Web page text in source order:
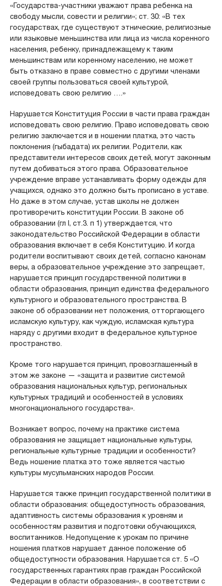
«Государства-участники уважают права ребенка на
свободу мысли, совести и религии»; ст. 30: «В тех
государствах, где существуют этнические, религиозные
или языковые меньшинства или лица из числа коренного
населения, ребенку, принадлежащему к таким
меньшинствам или коренному населению, не может
быть отказано в праве совместно с другими членами
своей группы пользоваться своей культурой,
исповедовать свою религию ….»
Нарушается Конституция России в части права граждан
исповедовать свою религию. Право исповедовать свою
религию заключается и в ношении платка, это часть
поклонения (гыбадата) их религии. Родители, как
представители интересов своих детей, могут законным
путем добиваться этого права. Образовательное
учреждение вправе устанавливать форму одежды для
учащихся, однако это должно быть прописано в уставе.
Но даже в этом случае, устав школы не должен
противоречить конституции России. В законе об
образовании (гл I, ст.3. п 1) утверждается, что
законодательство Российской Федерации в области
образования включает в себя Конституцию. И когда
родители воспитывают своих детей, согласно канонам
веры, а образовательное учреждение это запрещает,
нарушается принцип государственной политики в
области образования, принцип единства федерального
культурного и образовательного пространства. В
законе об образовании нет положения, отторгающего
исламскую культуру, как чуждую, исламская культура
наряду с другими входит в федеральное культурное
пространство.
Кроме того нарушается принцип, провозглашенный в
этом же законе — «защита и развитие системой
образования национальных культур, региональных
культурных традиций и особенностей в условиях
многонационального государства».
Возникает вопрос, почему на практике система
образования не защищает национальные культуры,
региональные культурные традиции и особенности?
Ведь ношение платка это тоже является частью
культуры мусульманских народов России.
Нарушается также принцип государственной политики в
области образования: общедоступность образования,
адаптивность системы образования к уровням и
особенностям развития и подготовки обучающихся,
воспитанников. Недопущение к урокам по причине
ношения платков нарушает данное положение об
общедоступности образования. Нарушается ст. 5 «О
государственных гарантиях прав граждан Российской
Федерации в области образования», в соответствии с